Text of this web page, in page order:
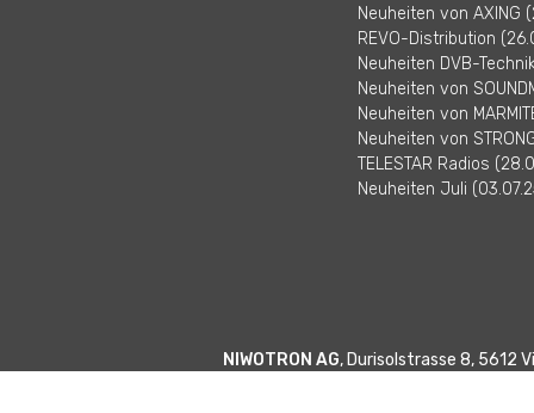
Neuheiten von AXING
REVO-Distribution
Neuheiten DVB-
Neuheiten von
Neuheiten von
Neuheiten von
TELESTAR Radios
Neuheiten Juli
NIWOTRON AG, Durisolstrasse 8, 5612